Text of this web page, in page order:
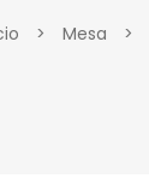
> Mesa >